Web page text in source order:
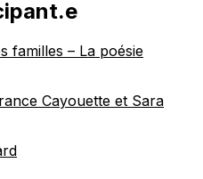
familles – La poésie
Cayouette et Sara